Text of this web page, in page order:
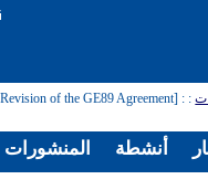
:
of the GE89 Agreement
المنشورات أنشطة